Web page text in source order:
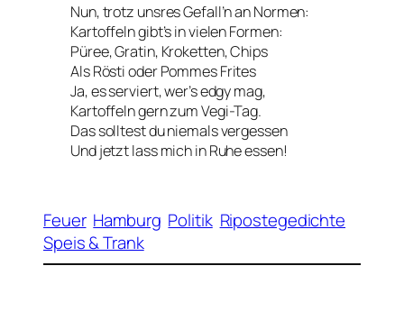
Nun, trotz unsres Gefall’n an Normen:
Kartoffeln gibt’s in vielen Formen:
Püree, Gratin, Kroketten, Chips
Als Rösti oder Pommes Frites
Ja, es serviert, wer’s edgy mag,
Kartoffeln gern zum Vegi-Tag.
Das solltest du niemals vergessen
Und jetzt lass mich in Ruhe essen!
Feuer Hamburg Politik Ripostegedichte
Speis & Trank